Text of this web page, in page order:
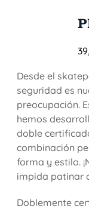
Desde el
seguridad es
preocupación.
hemos
doble
combinación
forma y estilo.
impida patinar
Doblemente